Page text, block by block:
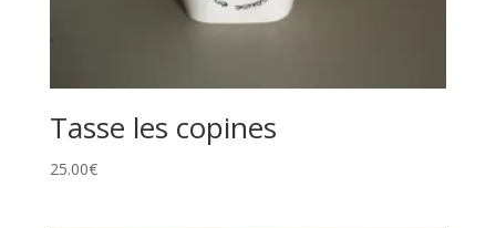
Tasse les copines
25.00€